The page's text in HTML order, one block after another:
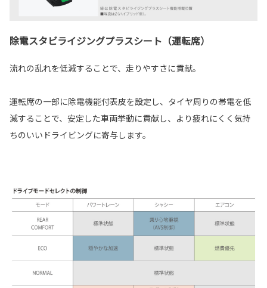
除電スタビライジングプラスシート（運転席）
流れの乱れを低減することで、走りやすさに貢献。
運転席の一部に除電機能付表皮を設定し、タイヤ周りの帯電を低
減することで、安定した車両挙動に貢献し、より疲れにくく気持
ちのいいドライビングに寄与します。